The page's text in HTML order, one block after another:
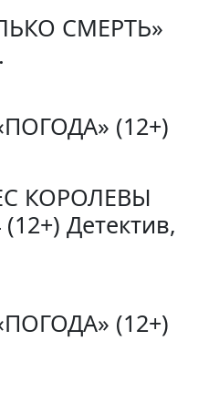
СМЕРТЬ»
(12+)
КОРОЛЕВЫ
Детектив,
(12+)